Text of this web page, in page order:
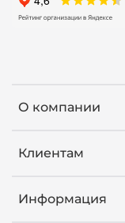
О компании
Клиентам
Информация